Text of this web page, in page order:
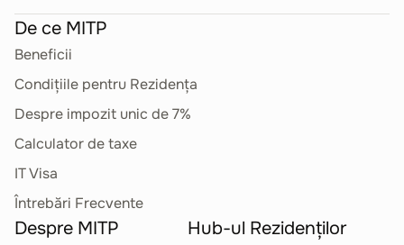
De ce MITP
Beneficii
Condițiile pentru Rezidența
Despre impozit unic de 7%
Calculator de taxe
IT Visa
Întrebări Frecvente
Despre MITP Hub-ul Rezidenților